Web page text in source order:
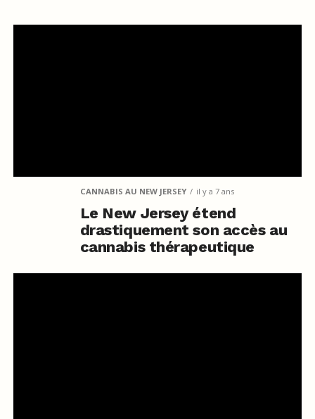
CANNABIS AU NEW JERSEY il y a 7 ans
Le New Jersey étend
drastiquement son accès au
cannabis thérapeutique